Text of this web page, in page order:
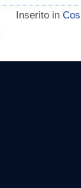
Inserito in